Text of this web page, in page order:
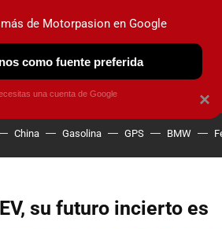
ELÉCTRICOS OBSERVATORIO
China Gasolina GPS BMW
su futuro incierto es
×
de Motorpasion en Google
como fuente preferida
una cuenta de Google